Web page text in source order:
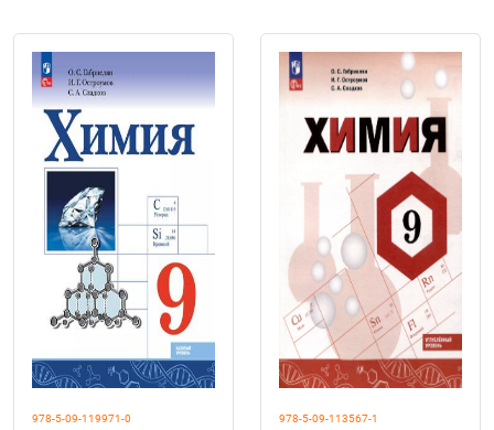
978-5-09-119971-0 978-5-09-113567-1